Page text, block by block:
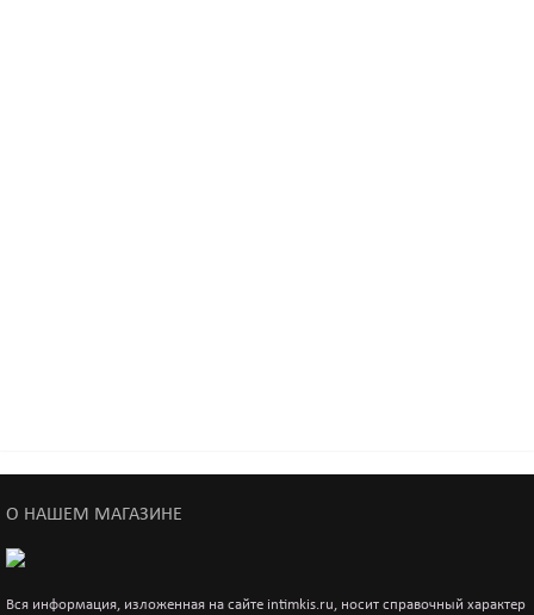
2 355р.
Интимный крем ''МИЛАН ЭРО МАРАФОН ИП-КРЕМ''
О НАШЕМ МАГАЗИНЕ
Вся информация, изложенная на сайте intimkis.ru, носит справочный характер